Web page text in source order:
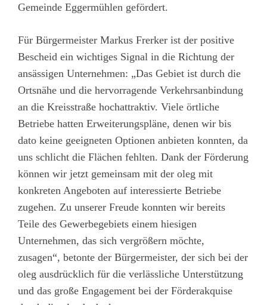
Gemeinde Eggermühlen gefördert.
Für Bürgermeister Markus Frerker ist der positive
Bescheid ein wichtiges Signal in die Richtung der
ansässigen Unternehmen: „Das Gebiet ist durch die
Ortsnähe und die hervorragende Verkehrsanbindung
an die Kreisstraße hochattraktiv. Viele örtliche
Betriebe hatten Erweiterungspläne, denen wir bis
dato keine geeigneten Optionen anbieten konnten, da
uns schlicht die Flächen fehlten. Dank der Förderung
können wir jetzt gemeinsam mit der oleg mit
konkreten Angeboten auf interessierte Betriebe
zugehen. Zu unserer Freude konnten wir bereits
Teile des Gewerbegebiets einem hiesigen
Unternehmen, das sich vergrößern möchte,
zusagen“, betonte der Bürgermeister, der sich bei der
oleg ausdrücklich für die verlässliche Unterstützung
und das große Engagement bei der Förderakquise